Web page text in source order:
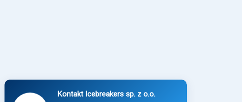
Kontakt Icebreakers sp. z o.o.